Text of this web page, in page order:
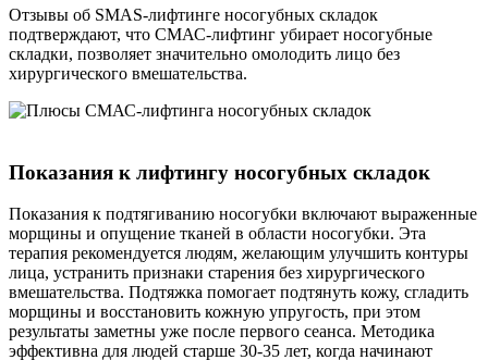
Отзывы об SMAS-лифтинге носогубных складок
подтверждают, что СМАС-лифтинг убирает носогубные
складки, позволяет значительно омолодить лицо без
хирургического вмешательства.
Показания к лифтингу носогубных складок
Показания к подтягиванию носогубки включают выраженные
морщины и опущение тканей в области носогубки. Эта
терапия рекомендуется людям, желающим улучшить контуры
лица, устранить признаки старения без хирургического
вмешательства. Подтяжка помогает подтянуть кожу, сгладить
морщины и восстановить кожную упругость, при этом
результаты заметны уже после первого сеанса. Методика
эффективна для людей старше 30-35 лет, когда начинают